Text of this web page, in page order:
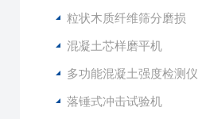
粒状木质纤维筛分磨损
混凝土芯样磨平机
多功能混凝土强度检测仪
落锤式冲击试验机